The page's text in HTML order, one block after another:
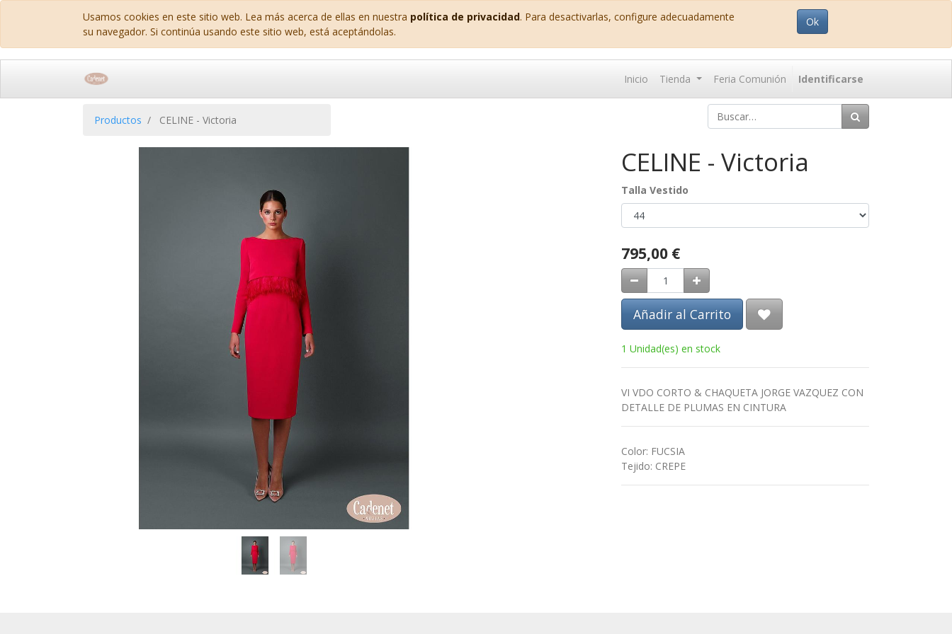
Usamos cookies en este sitio web. Lea más acerca de ellas en nuestra política de privacidad. Para desactivarlas, configure adecuadamente
su navegador. Si continúa usando este sitio web, está aceptándolas.
Ok
Inicio Tienda Feria Comunión Identificarse
Productos CELINE - Victoria
CELINE - Victoria
Talla Vestido
795,00 €
Añadir al Carrito
1 Unidad(es) en stock
VI VDO CORTO & CHAQUETA JORGE VAZQUEZ CON
DETALLE DE PLUMAS EN CINTURA
Color: FUCSIA
Tejido: CREPE